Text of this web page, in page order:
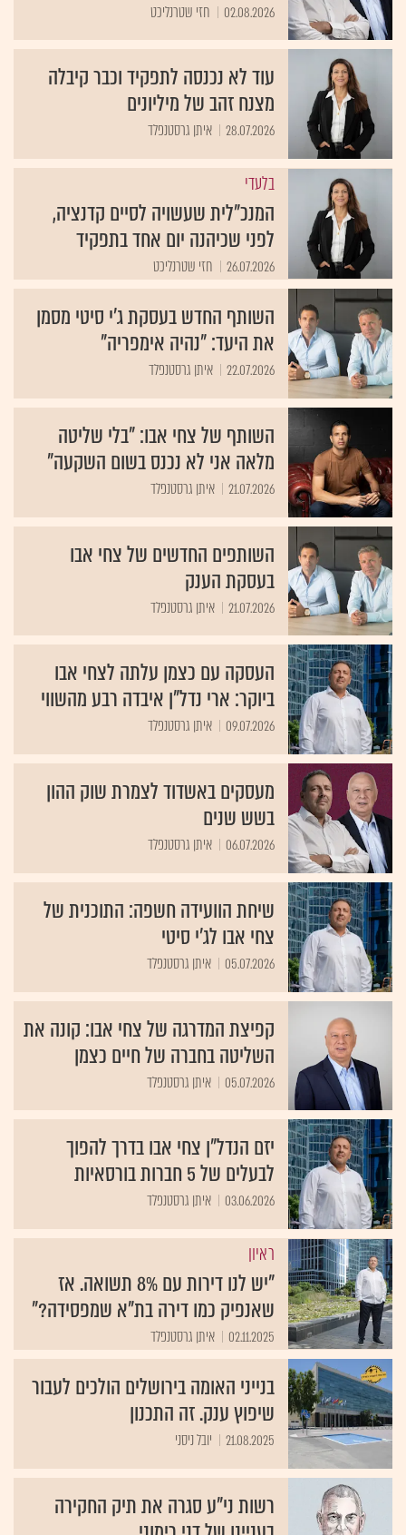
02.08.2026 חזי שטרנליכט
עוד לא נכנסה לתפקיד וכבר קיבלה
מצנח זהב של מיליונים
28.07.2026 איתן גרסטנפלד
בלעדי
המנכ"לית שעשויה לסיים קדנציה,
לפני שכיהנה יום אחד בתפקיד
26.07.2026 חזי שטרנליכט
השותף החדש בעסקת ג'י סיטי מסמן
את היעד: "נהיה אימפריה"
22.07.2026 איתן גרסטנפלד
השותף של צחי אבו: "בלי שליטה
מלאה אני לא נכנס בשום השקעה"
21.07.2026 איתן גרסטנפלד
השותפים החדשים של צחי אבו
בעסקת הענק
21.07.2026 איתן גרסטנפלד
העסקה עם כצמן עלתה לצחי אבו
ביוקר: ארי נדל"ן איבדה רבע מהשווי
09.07.2026 איתן גרסטנפלד
מעסקים באשדוד לצמרת שוק ההון
בשש שנים
06.07.2026 איתן גרסטנפלד
שיחת הוועידה חשפה: התוכנית של
צחי אבו לג'י סיטי
05.07.2026 איתן גרסטנפלד
קפיצת המדרגה של צחי אבו: קונה את
השליטה בחברה של חיים כצמן
05.07.2026 איתן גרסטנפלד
יזם הנדל"ן צחי אבו בדרך להפוך
לבעלים של 5 חברות בורסאיות
03.06.2026 איתן גרסטנפלד
ראיון
"יש לנו דירות עם 8% תשואה. אז
שאנפיק כמו דירה בת"א שמפסידה?"
02.11.2025 איתן גרסטנפלד
בנייני האומה בירושלים הולכים לעבור
שיפוץ ענק. זה התכנון
21.08.2025 יובל ניסני
רשות ני"ע סגרה את תיק החקירה